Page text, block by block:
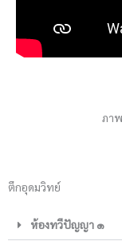
ภาพ
ตึกอุดมวิทย์
ห้องทวีปัญญา ๑